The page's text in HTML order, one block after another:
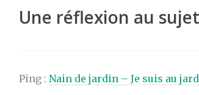
o
Une réflexion au
Ping : Nain de jardin – Je suis au